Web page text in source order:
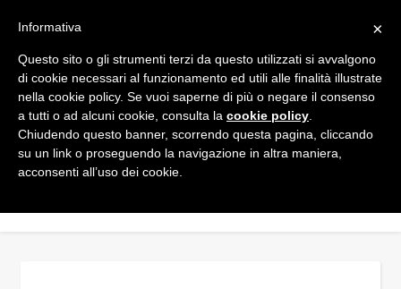
×
Informativa
Questo sito o gli strumenti terzi da questo utilizzati si avvalgono
di cookie necessari al funzionamento ed utili alle finalità illustrate
nella cookie policy. Se vuoi saperne di più o negare il consenso
a tutti o ad alcuni cookie, consulta la cookie policy
Chiudendo questo banner, scorrendo questa pagina, cliccando
su un link o proseguendo la navigazione in altra maniera,
acconsenti all’uso dei cookie.